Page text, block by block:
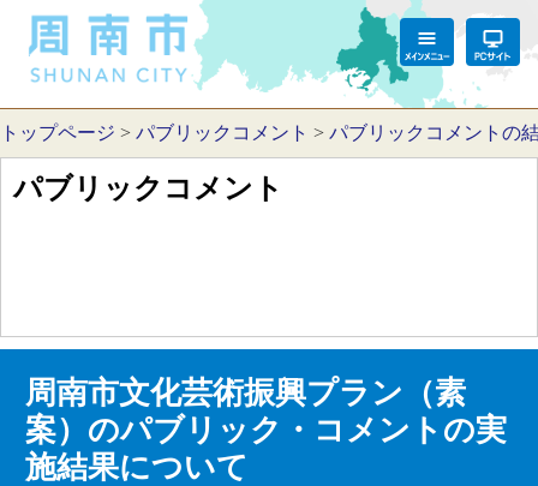
トップページ > パブリックコメント > パブリックコメントの
パブリックコメント
周南市文化芸術振興プラン（素
案）のパブリック・コメントの実
施結果について